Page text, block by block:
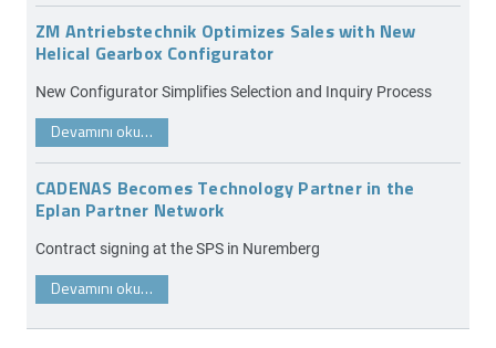
ZM Antriebstechnik Optimizes Sales with New
Helical Gearbox Configurator
New Configurator Simplifies Selection and Inquiry Process
Devamını oku…
CADENAS Becomes Technology Partner in the
Eplan Partner Network
Contract signing at the SPS in Nuremberg
Devamını oku…